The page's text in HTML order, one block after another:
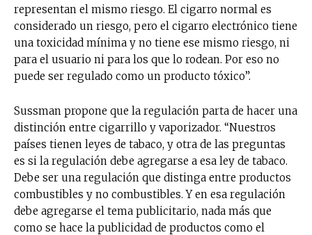
representan el mismo riesgo. El cigarro normal es
considerado un riesgo, pero el cigarro electrónico tiene
una toxicidad mínima y no tiene ese mismo riesgo, ni
para el usuario ni para los que lo rodean. Por eso no
puede ser regulado como un producto tóxico”.
Sussman propone que la regulación parta de hacer una
distinción entre cigarrillo y vaporizador. “Nuestros
países tienen leyes de tabaco, y otra de las preguntas
es si la regulación debe agregarse a esa ley de tabaco.
Debe ser una regulación que distinga entre productos
combustibles y no combustibles. Y en esa regulación
debe agregarse el tema publicitario, nada más que
como se hace la publicidad de productos como el